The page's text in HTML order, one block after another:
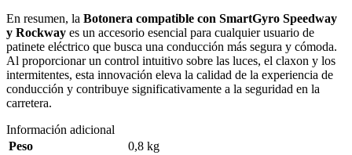
En resumen, la Botonera compatible con SmartGyro Speedway
y Rockway es un accesorio esencial para cualquier usuario de
patinete eléctrico que busca una conducción más segura y cómoda.
Al proporcionar un control intuitivo sobre las luces, el claxon y los
intermitentes, esta innovación eleva la calidad de la experiencia de
conducción y contribuye significativamente a la seguridad en la
carretera.
Información adicional
Peso
0,8 kg